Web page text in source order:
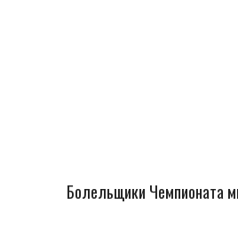
Болельщики Чемпионата